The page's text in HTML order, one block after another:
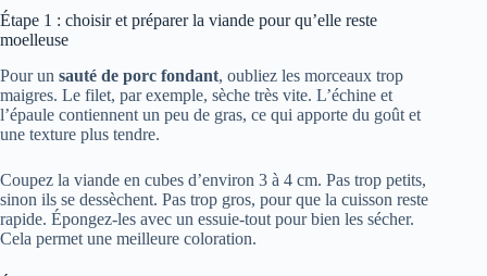
Étape 1 : choisir et préparer la viande pour qu’elle reste
moelleuse
Pour un sauté de porc fondant, oubliez les morceaux trop
maigres. Le filet, par exemple, sèche très vite. L’échine et
l’épaule contiennent un peu de gras, ce qui apporte du goût et
une texture plus tendre.
Coupez la viande en cubes d’environ 3 à 4 cm. Pas trop petits,
sinon ils se dessèchent. Pas trop gros, pour que la cuisson reste
rapide. Épongez-les avec un essuie-tout pour bien les sécher.
Cela permet une meilleure coloration.